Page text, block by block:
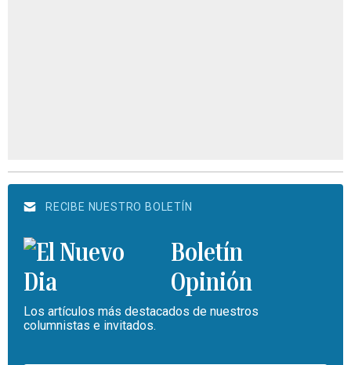
RECIBE NUESTRO BOLETÍN
Boletín
Opinión
Los artículos más destacados de nuestros
columnistas e invitados.